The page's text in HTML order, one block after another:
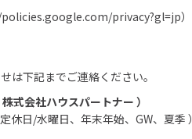
privacy?gl=jp）
は下記までご連絡ください。
式会社ハウスパートナー ）
日/水曜日、年末年始、GW、夏季 ）